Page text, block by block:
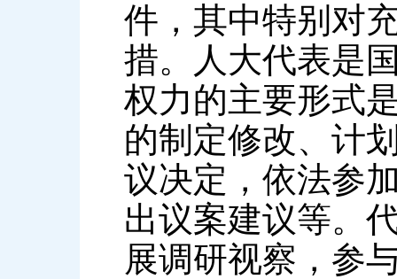
件，其中特别对
措。人大代表是
权力的主要形式
的制定修改、计
议决定，依法参
出议案建议等。
展调研视察，参